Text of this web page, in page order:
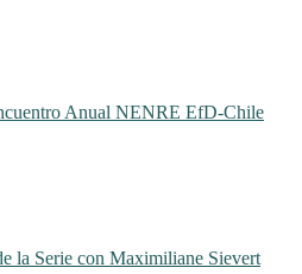
Anual NENRE EfD-Chile
la Serie con Maximiliane Sievert